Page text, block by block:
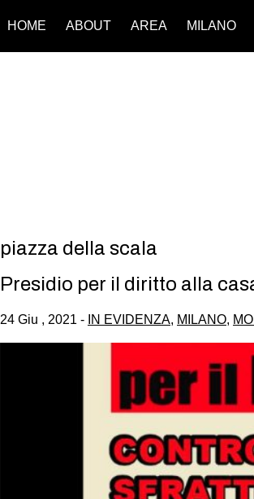
HOME ABOUT AREA MILANO
piazza della scala
Presidio per il diritto alla
24 Giu , 2021 - IN EVIDENZA, MILANO,